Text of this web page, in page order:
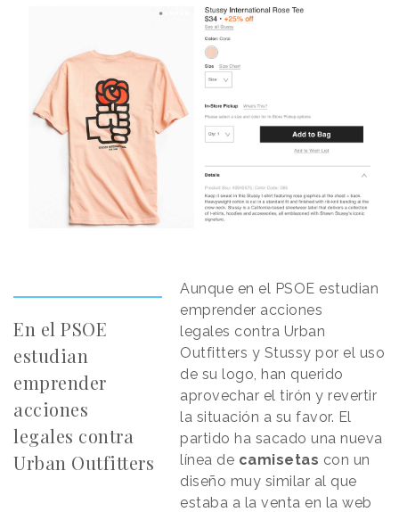
En el PSOE
estudian
emprender
acciones
legales contra
Urban Outfitters
Aunque en el PSOE estudian
emprender acciones
legales contra Urban
Outfitters y Stussy por el uso
de su logo, han querido
aprovechar el tirón y revertir
la situación a su favor. El
partido ha sacado una nueva
línea de camisetas con un
diseño muy similar al que
estaba a la venta en la web